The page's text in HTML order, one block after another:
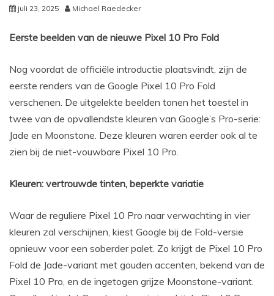
juli 23, 2025 Michael Raedecker
Eerste beelden van de nieuwe Pixel 10 Pro Fold
Nog voordat de officiële introductie plaatsvindt, zijn de
eerste renders van de Google Pixel 10 Pro Fold
verschenen. De uitgelekte beelden tonen het toestel in
twee van de opvallendste kleuren van Google’s Pro-serie:
Jade en Moonstone. Deze kleuren waren eerder ook al te
zien bij de niet-vouwbare Pixel 10 Pro.
Kleuren: vertrouwde tinten, beperkte variatie
Waar de reguliere Pixel 10 Pro naar verwachting in vier
kleuren zal verschijnen, kiest Google bij de Fold-versie
opnieuw voor een soberder palet. Zo krijgt de Pixel 10 Pro
Fold de Jade-variant met gouden accenten, bekend van de
Pixel 10 Pro, en de ingetogen grijze Moonstone-variant.